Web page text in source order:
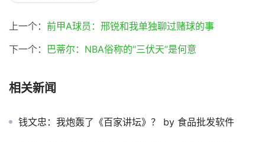
上一个： 前甲A球员：邢锐和我单独聊过赌球的事
下一个： 巴蒂尔：NBA俗称的“三伏天”是何意
相关新闻
钱文忠：我炮轰了《百家讲坛》？ by 食品批发软件